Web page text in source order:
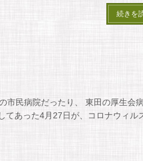
続きを
民病院だったり、 東田の厚生会病
てあった4月27日が、コロナウィル